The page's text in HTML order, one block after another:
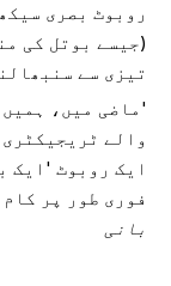
روبوٹ بصری
(جیسے بوتل کی
تیزی سے
'ماضی میں،
والے
ایک روبوٹ 'ایک
فوری طور پر
بانی